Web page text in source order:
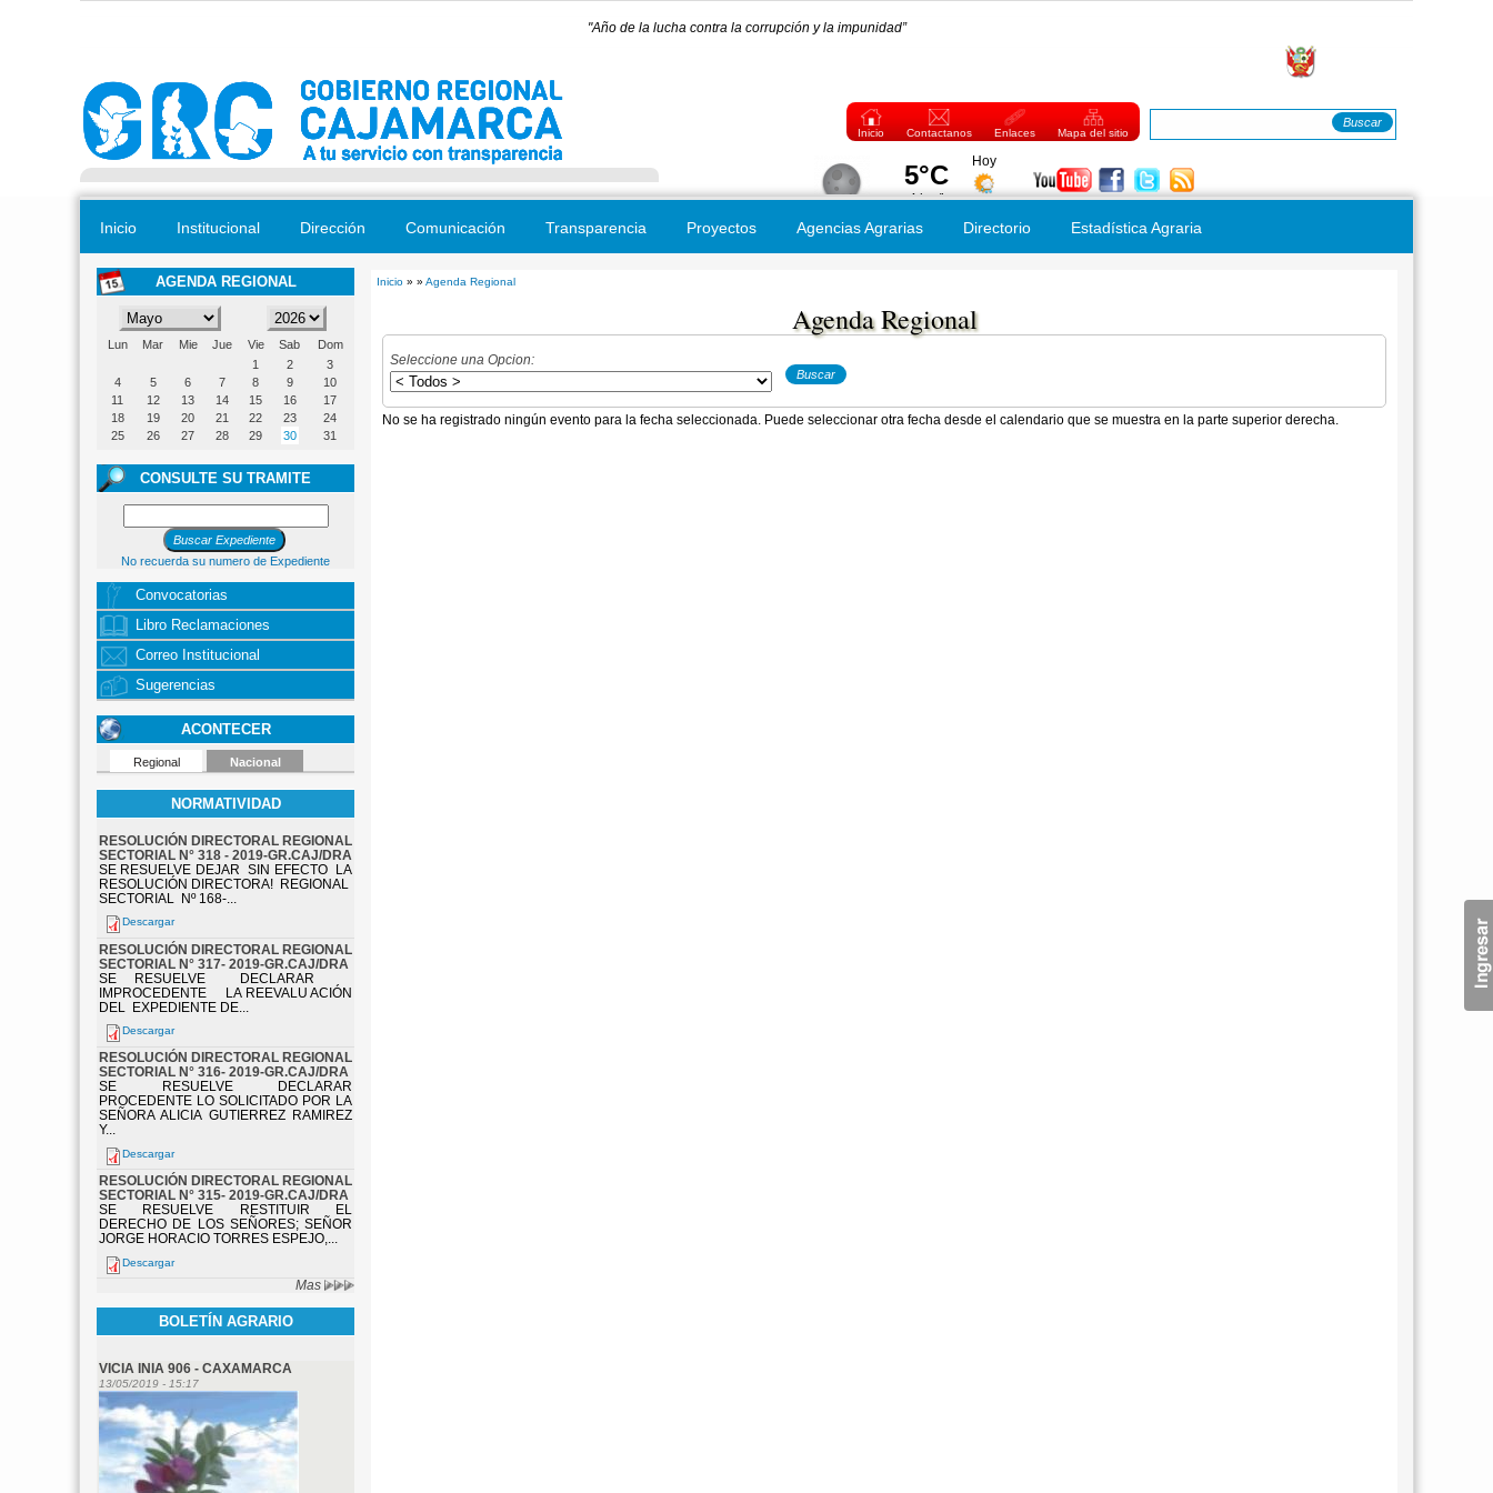
"Año de la lucha contra la corrupción y la impunidad”
Inicio Contactanos Enlaces Mapa del sitio
FORMULARIO DE BÚSQUEDA
Buscar
Inicio Institucional Dirección Comunicación Transparencia Proyectos Agencias Agrarias Directorio Estadística Agraria
AGENDA REGIONAL
Lun Mar Mie Jue Vie Sab
Dom
1
2
3
4
5 6 7 8 9
10
11
12 13 14 15 16
17
18
19 20 21 22 23
24
25
26 27 28 29 30 31
CONSULTE SU TRAMITE
No recuerda su numero de Expediente
Convocatorias
Libro Reclamaciones
Correo Institucional
Sugerencias
ACONTECER
Regional Nacional
NORMATIVIDAD
RESOLUCIÓN DIRECTORAL REGIONAL
SECTORIAL N° 318 - 2019-GR.CAJ/DRA
SE RESUELVE DEJAR SIN EFECTO LA
RESOLUCIÓN DIRECTORA! REGIONAL
SECTORIAL Nº 168-...
Descargar
RESOLUCIÓN DIRECTORAL REGIONAL
SECTORIAL N° 317- 2019-GR.CAJ/DRA
SE RESUELVE DECLARAR
IMPROCEDENTE LA REEVALU ACIÓN
DEL EXPEDIENTE DE...
Descargar
RESOLUCIÓN DIRECTORAL REGIONAL
SECTORIAL N° 316- 2019-GR.CAJ/DRA
SE RESUELVE DECLARAR
PROCEDENTE LO SOLICITADO POR LA
SEÑORA ALICIA GUTIERREZ RAMIREZ
Y...
Descargar
RESOLUCIÓN DIRECTORAL REGIONAL
SECTORIAL N° 315- 2019-GR.CAJ/DRA
SE RESUELVE RESTITUIR EL
DERECHO DE LOS SEÑORES; SEÑOR
JORGE HORACIO TORRES ESPEJO,...
Descargar
Mas
BOLETÍN AGRARIO
VICIA INIA 906 - CAXAMARCA
13/05/2019 - 15:17
Inicio » » Agenda Regional
Agenda Regional
Seleccione una Opcion:
No se ha registrado ningún evento para la fecha seleccionada. Puede seleccionar otra fecha desde el calendario que se muestra en la parte superior derecha.